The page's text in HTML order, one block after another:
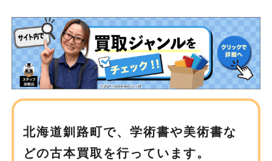
北海道釧路町で、学術書や美術書な
どの古本買取を行っています。